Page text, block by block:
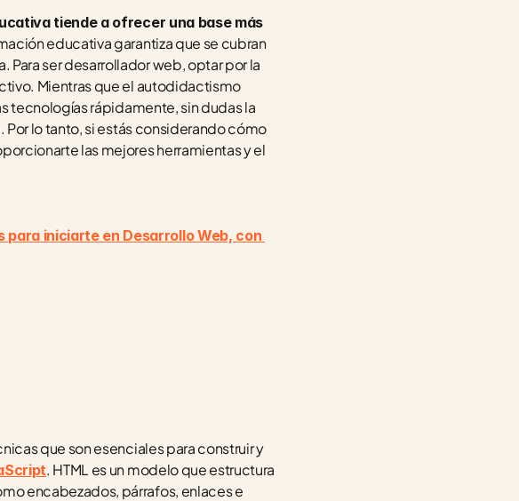
tiende a ofrecer una base más
educativa garantiza que se cubran
ser desarrollador web, optar por la
Mientras que el autodidactismo
tecnologías rápidamente, sin dudas la
lo tanto, si estás considerando cómo
las mejores herramientas y el
para iniciarte en Desarrollo Web, con
que son esenciales para construir y
. HTML es un modelo que estructura
encabezados, párrafos, enlaces e